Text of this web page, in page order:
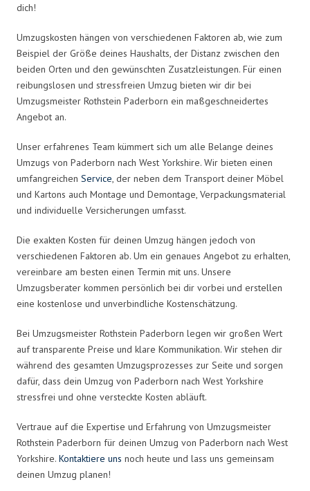
dich!
Umzugskosten hängen von verschiedenen Faktoren ab, wie zum
Beispiel der Größe deines Haushalts, der Distanz zwischen den
beiden Orten und den gewünschten Zusatzleistungen. Für einen
reibungslosen und stressfreien Umzug bieten wir dir bei
Umzugsmeister Rothstein Paderborn ein maßgeschneidertes
Angebot an.
Unser erfahrenes Team kümmert sich um alle Belange deines
Umzugs von Paderborn nach West Yorkshire. Wir bieten einen
umfangreichen Service, der neben dem Transport deiner Möbel
und Kartons auch Montage und Demontage, Verpackungsmaterial
und individuelle Versicherungen umfasst.
Die exakten Kosten für deinen Umzug hängen jedoch von
verschiedenen Faktoren ab. Um ein genaues Angebot zu erhalten,
vereinbare am besten einen Termin mit uns. Unsere
Umzugsberater kommen persönlich bei dir vorbei und erstellen
eine kostenlose und unverbindliche Kostenschätzung.
Bei Umzugsmeister Rothstein Paderborn legen wir großen Wert
auf transparente Preise und klare Kommunikation. Wir stehen dir
während des gesamten Umzugsprozesses zur Seite und sorgen
dafür, dass dein Umzug von Paderborn nach West Yorkshire
stressfrei und ohne versteckte Kosten abläuft.
Vertraue auf die Expertise und Erfahrung von Umzugsmeister
Rothstein Paderborn für deinen Umzug von Paderborn nach West
Yorkshire. Kontaktiere uns noch heute und lass uns gemeinsam
deinen Umzug planen!